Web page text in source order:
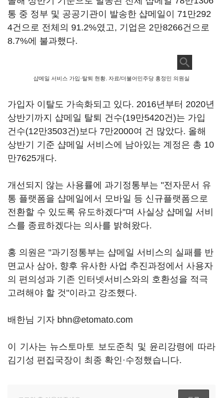
통 중 정부 및 공공기관이 발송한 샵메일이 71만292
4건으로 전체의 91.2%였고, 기업은 2만8266건으로
8.7%에 불과했다.
샵메일 서비스 가입·탈퇴 현황. 자료/더불어민주당 홍정민 의원실
가입자 이탈도 가속화되고 있다. 2016년부터 2020년
상반기까지 샵메일 탈퇴 건수(19만5420건)는 가입
건수(12만3503건)보다 7만2000여 건 많았다. 올해
상반기 기준 샵메일 서비스에 남아있는 계정은 총 10
만7625개다.
개선되지 않는 사용률에 과기정통부는 "전자문서 유
통 플랫폼을 샵메일에서 모바일 등 신규플랫폼으로
전환할 수 있도록 유도하겠다"며 사실상 샵메일 서비
스를 종료하겠다는 의사를 밝혀왔다.
홍 의원은 "과기정통부는 샵메일 서비스의 실패를 반
면교사 삼아, 향후 유사한 사업 추진과정에서 사용자
의 편의성과 기존 인터넷서비스와의 호환성을 적극
고려해야 할 것"이라고 강조했다.
배한님 기자 bhn@etomato.com
이 기사는 뉴스토마토 보도준칙 및 윤리강령에 따라
김기성 편집국장이 최종 확인·수정했습니다.